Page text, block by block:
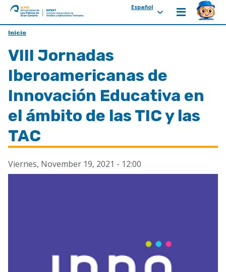
ULPGC
Ir
inicio
de
IATEXT
Español
Inicio
VIII Jornadas
Iberoamericanas de
Innovación Educativa en
el ámbito de las TIC y las
TAC
Viernes, November 19, 2021 - 12:00